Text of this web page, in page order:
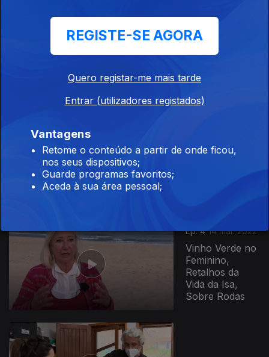
Ep. 6
Viagem;
Ep. 4 14 mar. 2022
Vinho Verde no
Feminino,
Retalhos da
Vida da Isa,
Sobre Rodas
REGISTE-SE AGORA
Quero registar-me mais tarde
Entrar (utilizadores registados)
Vantagens
Retome o conteúdo a partir de onde ficou,
nos seus dispositivos;
Guarde programas favoritos;
Aceda à sua área pessoal;